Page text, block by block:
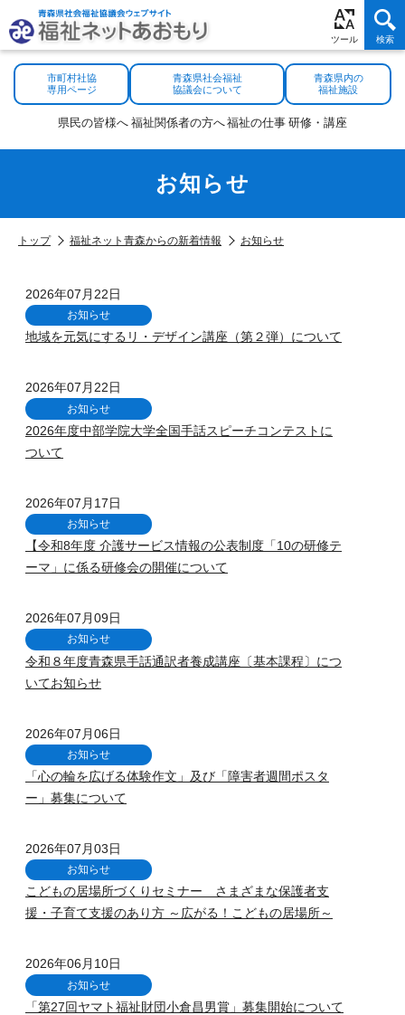
市町村社協
専用ページ
青森県社会福祉
協議会について
青森県内の
福祉施設
県民の皆様へ 福祉関係者の方へ福祉の仕事 研修・ 講座
お知らせ
トップ 福祉ネット青森からの新着情報 お知らせ
2026年07月22日
お知らせ
地域を元気にするリ・デザイン講座（第２弾）について
2026年07月22日
お知らせ
2026年度中部学院大学全国手話スピーチコンテストに
ついて
2026年07月17日
お知らせ
【令和8年度 介護サービス情報の公表制度「10の研修テ
ーマ」に係る研修会の開催について
2026年07月09日
お知らせ
令和８年度青森県手話通訳者養成講座〔基本課程〕につ
いてお知らせ
2026年07月06日
お知らせ
「心の輪を広げる体験作文」及び「障害者週間ポスタ
ー」募集について
2026年07月03日
お知らせ
こどもの居場所づくりセミナー さまざまな保護者支
援・子育て支援のあり方 ～広がる！こどもの居場所～
2026年06月10日
お知らせ
「第27回ヤマト福祉財団小倉昌男賞」募集開始について